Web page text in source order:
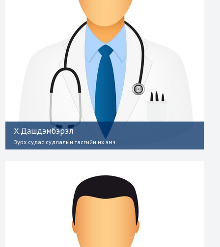
Х.Дашдэмбэрэл
Зүрх судас судлалын тасгийн их эмч